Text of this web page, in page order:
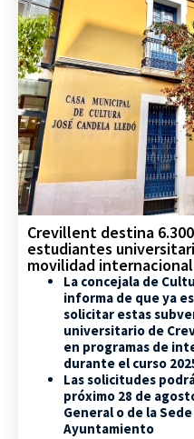
Crevillent destina
estudiantes
movilidad internacional
La concejala de
informa de que ya
solicitar estas
universitario de
en programas de
durante el curso
Las solicitudes
próximo 28 de
General o de la
Ayuntamiento